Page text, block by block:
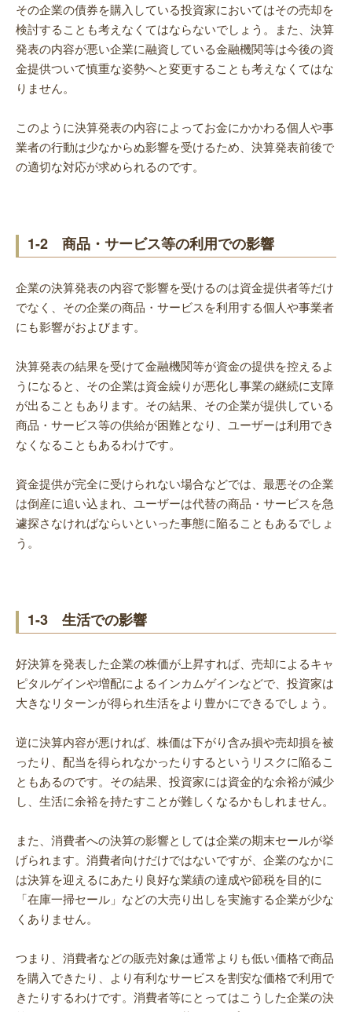
その企業の債券を購入している投資家においてはその売却を
検討することも考えなくてはならないでしょう。また、決算
発表の内容が悪い企業に融資している金融機関等は今後の資
金提供ついて慎重な姿勢へと変更することも考えなくてはな
りません。
このように決算発表の内容によってお金にかかわる個人や事
業者の行動は少なからぬ影響を受けるため、決算発表前後で
の適切な対応が求められるのです。
1-2 商品・サービス等の利用での影響
企業の決算発表の内容で影響を受けるのは資金提供者等だけ
でなく、その企業の商品・サービスを利用する個人や事業者
にも影響がおよびます。
決算発表の結果を受けて金融機関等が資金の提供を控えるよ
うになると、その企業は資金繰りが悪化し事業の継続に支障
が出ることもあります。その結果、その企業が提供している
商品・サービス等の供給が困難となり、ユーザーは利用でき
なくなることもあるわけです。
資金提供が完全に受けられない場合などでは、最悪その企業
は倒産に追い込まれ、ユーザーは代替の商品・サービスを急
遽探さなければならいといった事態に陥ることもあるでしょ
う。
1-3 生活での影響
好決算を発表した企業の株価が上昇すれば、売却によるキャ
ピタルゲインや増配によるインカムゲインなどで、投資家は
大きなリターンが得られ生活をより豊かにできるでしょう。
逆に決算内容が悪ければ、株価は下がり含み損や売却損を被
ったり、配当を得られなかったりするというリスクに陥るこ
ともあるのです。その結果、投資家には資金的な余裕が減少
し、生活に余裕を持たすことが難しくなるかもしれません。
また、消費者への決算の影響としては企業の期末セールが挙
げられます。消費者向けだけではないですが、企業のなかに
は決算を迎えるにあたり良好な業績の達成や節税を目的に
「在庫一掃セール」などの大売り出しを実施する企業が少な
くありません。
つまり、消費者などの販売対象は通常よりも低い価格で商品
を購入できたり、より有利なサービスを割安な価格で利用で
きたりするわけです。消費者等にとってはこうした企業の決